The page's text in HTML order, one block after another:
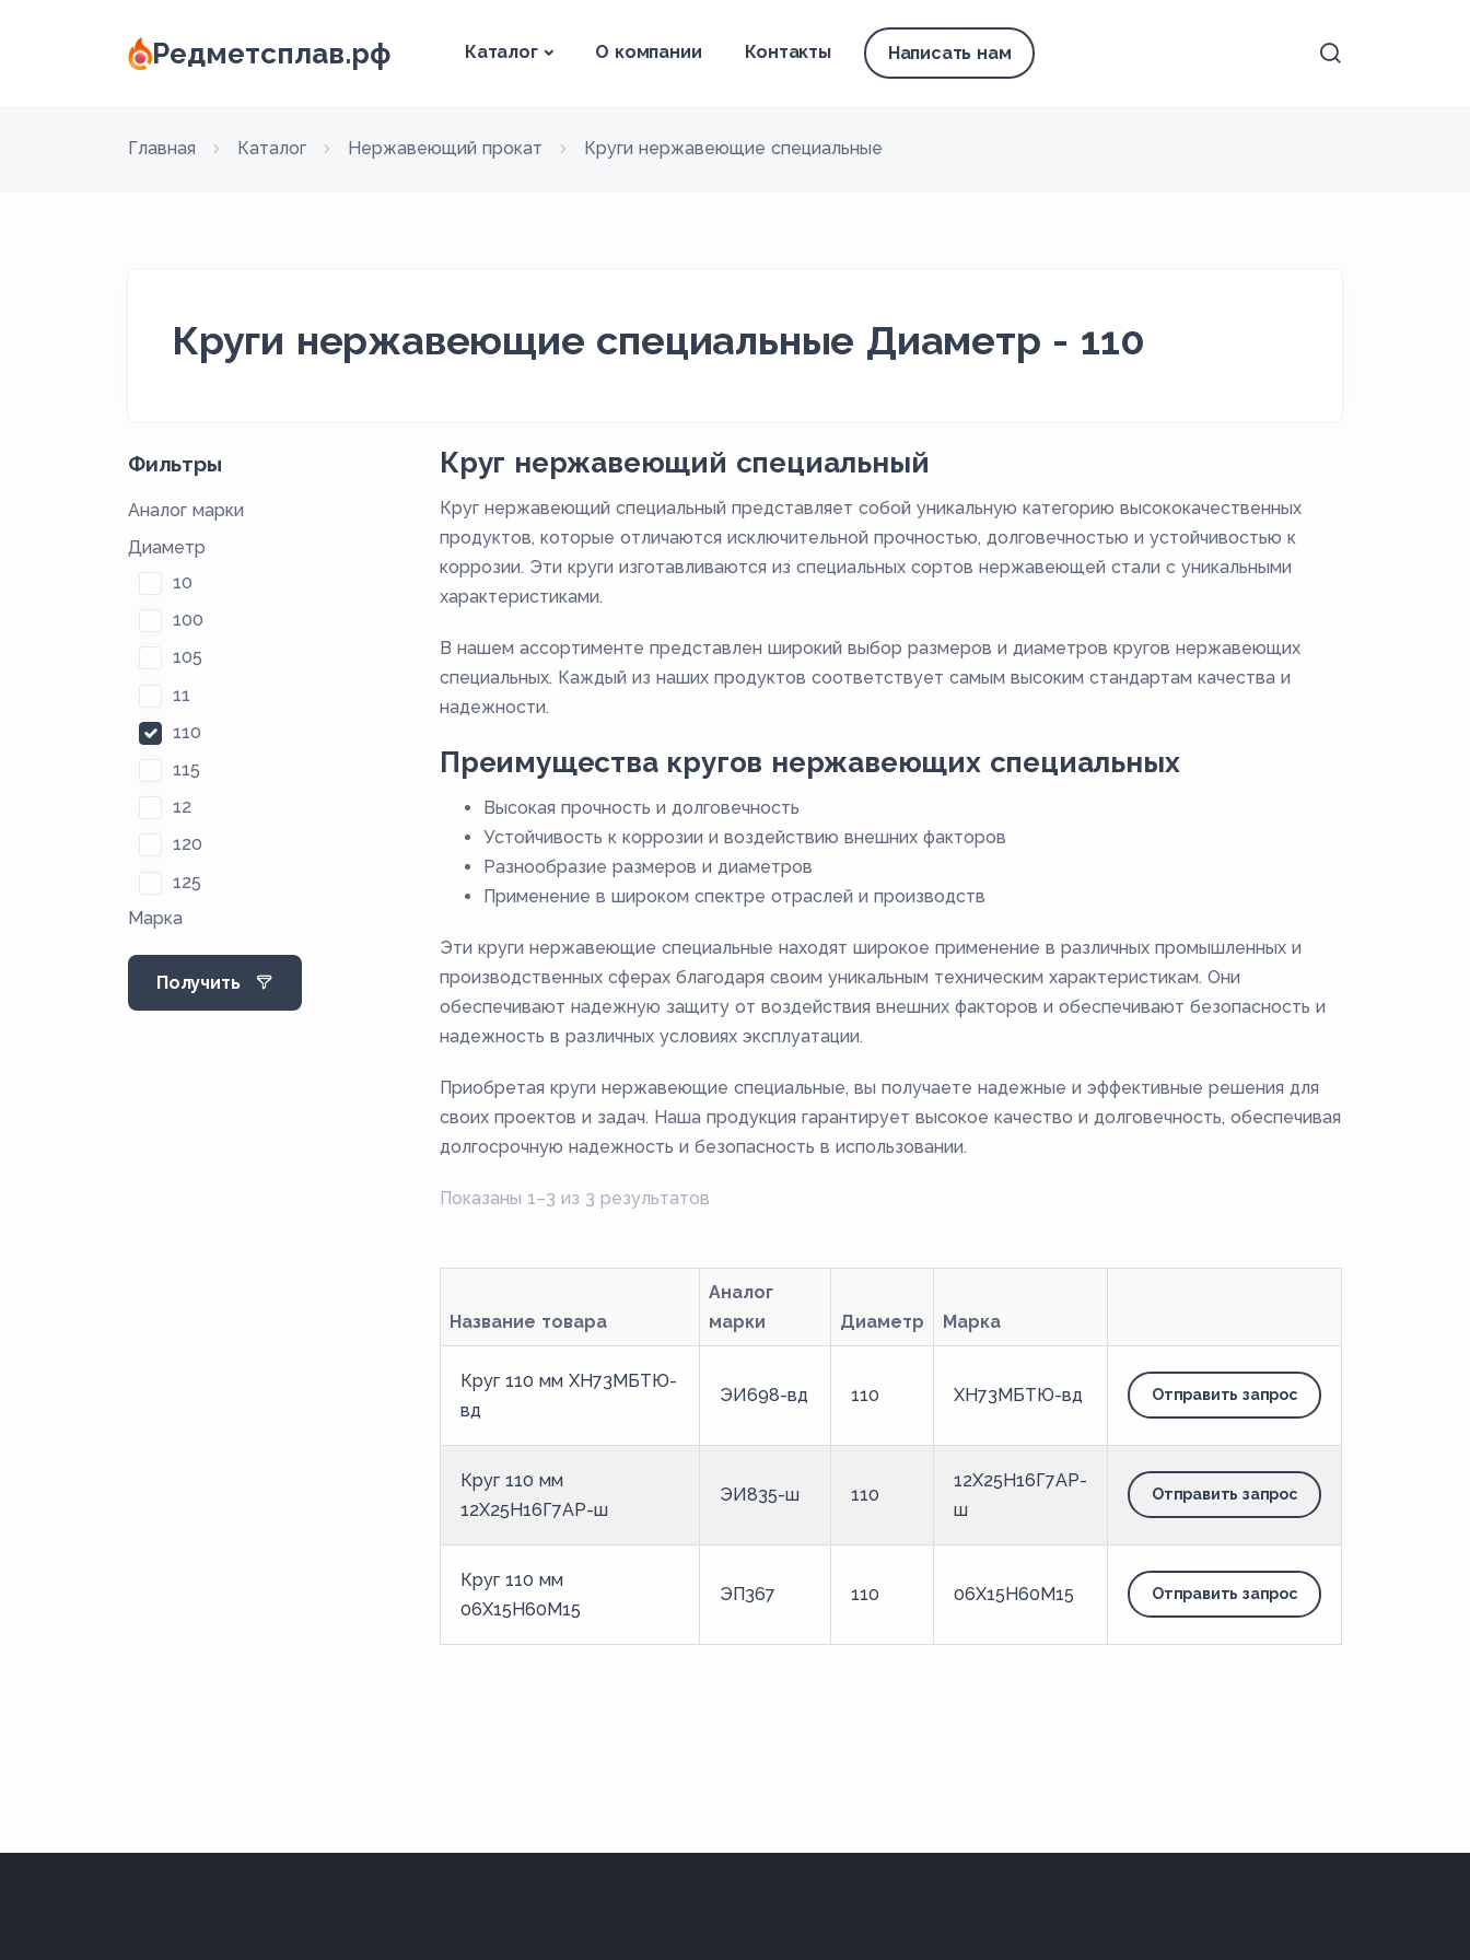
Редметсплав.рф Каталог О компании Контакты Написать нам
Главная Каталог Нержавеющий прокат Круги нержавеющие специальные
Круги нержавеющие специальные Диаметр - 110
Фильтры
Аналог марки
Диаметр
10
100
105
11
110
115
12
120
125
128
13
130
21
Марка
Получить
Круг нержавеющий специальный
Круг нержавеющий специальный представляет собой уникальную категорию высококачественных
продуктов, которые отличаются исключительной прочностью, долговечностью и устойчивостью к
коррозии. Эти круги изготавливаются из специальных сортов нержавеющей стали с уникальными
характеристиками.
В нашем ассортименте представлен широкий выбор размеров и диаметров кругов нержавеющих
специальных. Каждый из наших продуктов соответствует самым высоким стандартам качества и
надежности.
Преимущества кругов нержавеющих специальных
Высокая прочность и долговечность
Устойчивость к коррозии и воздействию внешних факторов
Разнообразие размеров и диаметров
Применение в широком спектре отраслей и производств
Эти круги нержавеющие специальные находят широкое применение в различных промышленных и
производственных сферах благодаря своим уникальным техническим характеристикам. Они
обеспечивают надежную защиту от воздействия внешних факторов и обеспечивают безопасность и
надежность в различных условиях эксплуатации.
Приобретая круги нержавеющие специальные, вы получаете надежные и эффективные решения для
своих проектов и задач. Наша продукция гарантирует высокое качество и долговечность, обеспечивая
долгосрочную надежность и безопасность в использовании.
Показаны 1–3 из 3 результатов
Название товара
Аналог
марки
Диаметр Марка
Круг 110 мм ХН73МБТЮ-
вд
ЭИ698-вд 110 ХН73МБТЮ-вд Отправить запрос
Круг 110 мм
12Х25Н16Г7АР-ш
ЭИ835-ш 110
12Х25Н16Г7АР-
ш
Отправить запрос
Круг 110 мм
06Х15Н60М15
ЭП367 110 06Х15Н60М15 Отправить запрос